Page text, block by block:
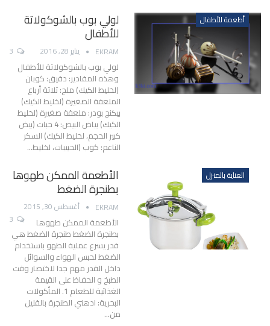
أطعمة للأطفال لولي بوب بالشوكولاتة
للأطفال
EKRAM يناير 28, 2016
لولي بوب بالشوكولاتة للأطفال
وهذه المقادير: دقيق: كوبان
(لخليط الكيك) ملح: ثلاثة أرباع
الملعقة الصغيرة (لخليط الكيك)
بيكنج بودر: ملعقة صغيرة (لخليط
الكيك) بياض البيض: 4 حبات (بيض
كبير الحجم، لخليط الكيك) السكر
الناعم: كوب (الحبيبات، لخليط…
العناية بالمنزل الأطعمة الممكن طهوها
بطنجرة الضغط
EKRAM
أغسطس 30, 2015
الأطعمة الممكن طهوها
بطنجرة الضغط طنجرة الضغط هي
قدر يسرع عملية الطهو باستخدام
الضغط لحبس الهواء والسوائل
داخل القدر مهم جدا لاختصار وقت
الطبخ و الحفاظ على القيمة
الغذائية للطعام 1. المأكولات
البحرية: ادهني الطنجرة بالقليل
من…